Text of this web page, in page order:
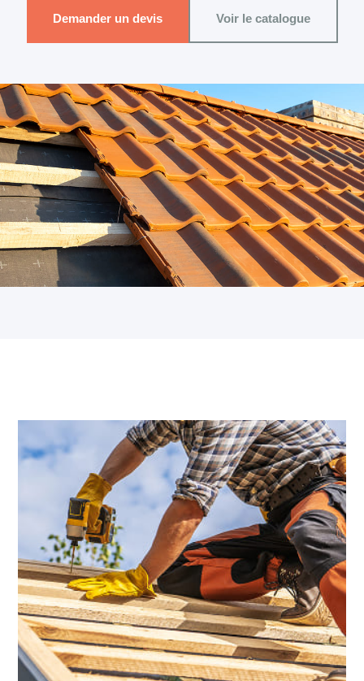
Demander un devis Voir le catalogue